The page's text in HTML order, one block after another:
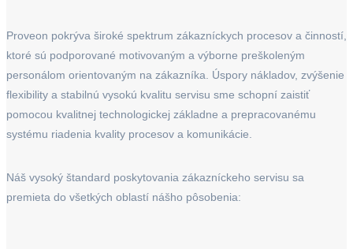
Proveon pokrýva široké spektrum zákazníckych procesov a činností,
ktoré sú podporované motivovaným a výborne preškoleným
personálom orientovaným na zákazníka. Úspory nákladov, zvýšenie
flexibility a stabilnú vysokú kvalitu servisu sme schopní zaistiť
pomocou kvalitnej technologickej základne a prepracovanému
systému riadenia kvality procesov a komunikácie.
Náš vysoký štandard poskytovania zákazníckeho servisu sa
premieta do všetkých oblastí nášho pôsobenia: